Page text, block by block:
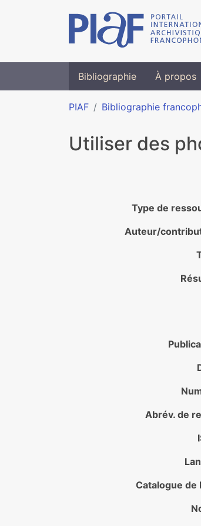
Bibliographie À propos
PIAF Bibliographie
Utiliser des
Type de
Auteur/
Abrév. de
Catalogue de